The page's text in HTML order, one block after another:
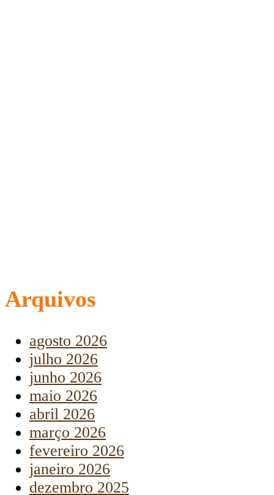
Arquivos
agosto 2026
julho 2026
junho 2026
maio 2026
abril 2026
março 2026
fevereiro 2026
janeiro 2026
dezembro 2025